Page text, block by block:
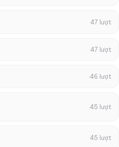
47 lượt
47 lượt
46 lượt
45 lượt
45 lượt